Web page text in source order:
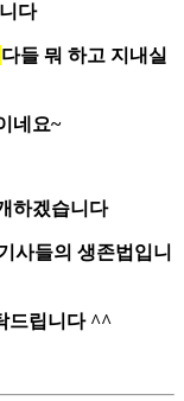
다
다들 뭐 하고 지내실
네요~
하겠습니다
사들의 생존법 입니
드립니다 ^^